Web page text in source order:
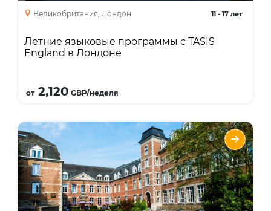
11 - 17 лет
Великобритания, Лондон
Летние языковые программы с TASIS
England в Лондоне
от2,120 GBP/неделя
Летние образовательные программы с
CERAN Collège в Феррьер
Описание
Курсы
Языки
Опции
изучение французского, английского,